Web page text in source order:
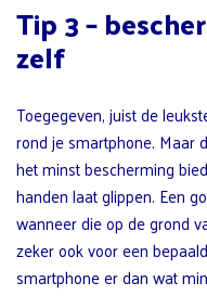
Tip 3 –
zelf
Toegegeven, juist de
rond je smartphone. Maar
het minst bescherming
handen laat glippen. Een
wanneer die op de grond
zeker ook voor een
smartphone er dan wat